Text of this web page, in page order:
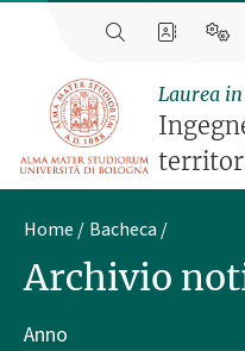
Laurea in
Home Bacheca
Archivio
Anno